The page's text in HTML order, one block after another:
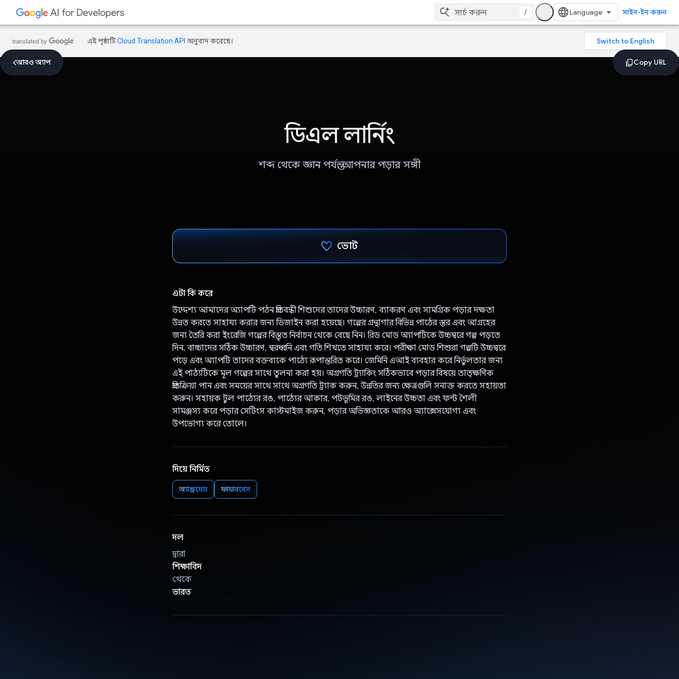
/ সাইন-ইন করুন
এই পৃষ্ঠাটিCloud Translation API অনুবাদ করেছে।
আরও অ্যাপ
ডিএল লার্নিং
শব্দ থেকে জ্ঞান পর্যন্ত: আপনার পড়ার সঙ্গী
ভোট
এটা কি করে
উদ্দেশ্য আমাদের অ্যাপটি পঠন প্রতিবন্ধী শিশুদের তাদের উচ্চারণ, ব্যাকরণ এবং সামগ্রিক পড়ার দক্ষতা
উন্নত করতে সাহায্য করার জন্য ডিজাইন করা হয়েছে। গল্পের গ্রন্থাগার বিভিন্ন পাঠের স্তর এবং আগ্রহের
জন্য তৈরি করা ইংরেজি গল্পের বিস্তৃত নির্বাচন থেকে বেছে নিন। রিড মোড অ্যাপটিকে উচ্চস্বরে গল্প পড়তে
দিন, বাচ্চাদের সঠিক উচ্চারণ, স্বরধ্বনি এবং গতি শিখতে সাহায্য করে। পরীক্ষা মোড শিশুরা গল্পটি উচ্চস্বরে
পড়ে এবং অ্যাপটি তাদের বক্তব্যকে পাঠ্যে রূপান্তরিত করে। জেমিনি এআই ব্যবহার করে নির্ভুলতার জন্য
এই পাঠ্যটিকে মূল গল্পের সাথে তুলনা করা হয়। অগ্রগতি ট্র্যাকিং সঠিকভাবে পড়ার বিষয়ে তাত্ক্ষণিক
প্রতিক্রিয়া পান এবং সময়ের সাথে সাথে অগ্রগতি ট্র্যাক করুন, উন্নতির জন্য ক্ষেত্রগুলি সনাক্ত করতে সহায়তা
করুন। সহায়ক টুল পাঠ্যের রঙ, পাঠ্যের আকার, পটভূমির রঙ, লাইনের উচ্চতা এবং ফন্ট শৈলী
সামঞ্জস্য করে পড়ার সেটিংস কাস্টমাইজ করুন, পড়ার অভিজ্ঞতাকে আরও অ্যাক্সেসযোগ্য এবং
উপভোগ্য করে তোলে।
দিয়ে নির্মিত
অ্যান্ড্রয়েড ফায়ারবেস
দল
দ্বারা
শিক্ষাবিদ
থেকে
ভারত